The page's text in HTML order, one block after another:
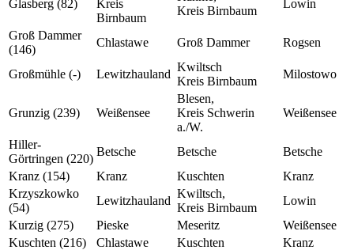
Glasberg (82)
Kreis
Birnbaum
Kreis Birnbaum
Lowin
Groß Dammer
(146)
Chlastawe Groß Dammer Rogsen
Großmühle (-) Lewitzhauland
Kwiltsch
Kreis Birnbaum
Milostowo
Grunzig (239) Weißensee
Blesen,
Kreis Schwerin
a./W.
Weißensee
Hiller-
Görtringen (220)
Betsche Betsche
Betsche
Kranz (154)
Kranz Kuschten
Kranz
Krzyszkowko
(54)
Lewitzhauland
Kwiltsch,
Kreis Birnbaum
Lowin
Kurzig (275)
Pieske Meseritz
Weißensee
Kuschten (216)
Chlastawe Kuschten
Kranz